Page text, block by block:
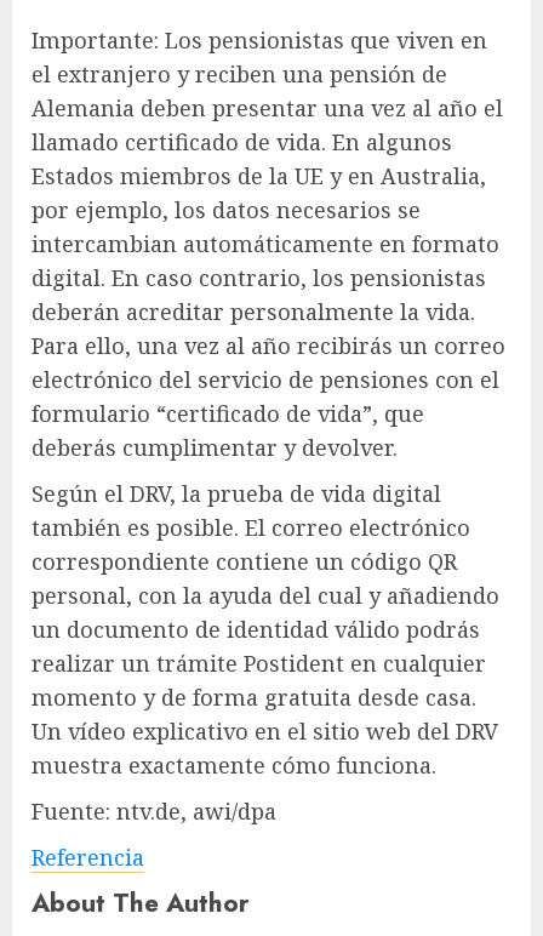
Importante: Los pensionistas que viven en
el extranjero y reciben una pensión de
Alemania deben presentar una vez al año el
llamado certificado de vida. En algunos
Estados miembros de la UE y en Australia,
por ejemplo, los datos necesarios se
intercambian automáticamente en formato
digital. En caso contrario, los pensionistas
deberán acreditar personalmente la vida.
Para ello, una vez al año recibirás un correo
electrónico del servicio de pensiones con el
formulario “certificado de vida”, que
deberás cumplimentar y devolver.
Según el DRV, la prueba de vida digital
también es posible. El correo electrónico
correspondiente contiene un código QR
personal, con la ayuda del cual y añadiendo
un documento de identidad válido podrás
realizar un trámite Postident en cualquier
momento y de forma gratuita desde casa.
Un vídeo explicativo en el sitio web del DRV
muestra exactamente cómo funciona.
Fuente: ntv.de, awi/dpa
Referencia
About The Author